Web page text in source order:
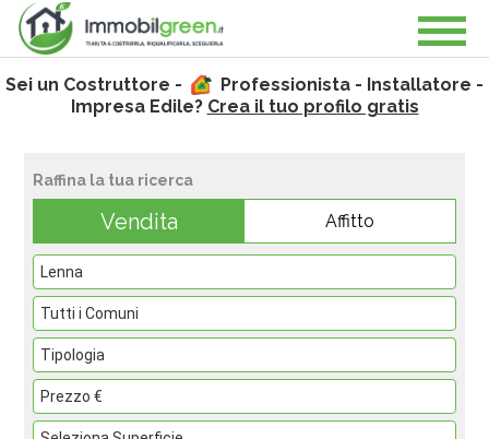
Sei un Costruttore -
Professionista - Installatore -
Impresa Edile? Crea il tuo profilo gratis
Raffina la tua ricerca
Vendita Affitto